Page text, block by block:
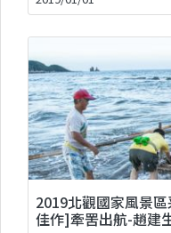
2019北觀國家風景
佳作]牽罟出航-趙建